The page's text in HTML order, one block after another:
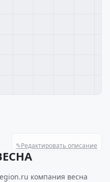
✎Редактировать описание
компания весна